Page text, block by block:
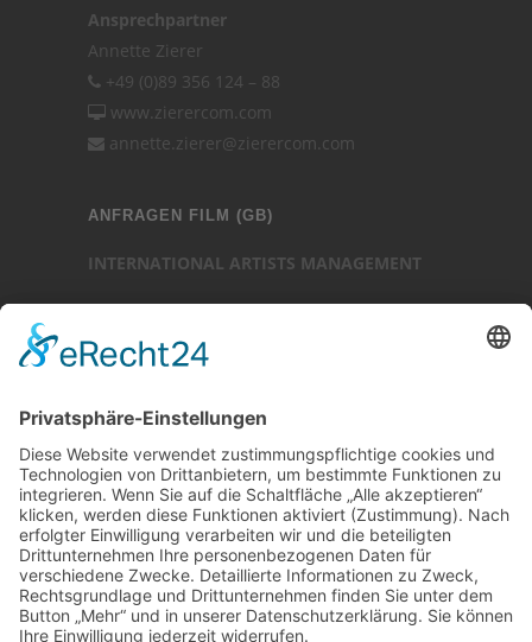
Ansprechpartner
Annette Zierer
+49 (0)89 356 124 – 88
www.zierercom.com
annette.zierer@zierercom.com
ANFRAGEN FILM (GB)
INTERNATIONAL ARTISTS MANAGEMENT
25-27 Heath Street
London NW3 6TR (GB)
Ansprechpartner
Luc Chaudhary
+44 (0)20 7794 3705
www.internationalartistsmanagement.co.uk
internationalartistsmanagement.co.uk